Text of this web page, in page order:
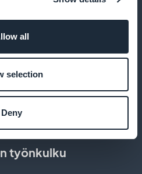
all
selection
Deny
brändisi estetiikkaa ja
työnkulku